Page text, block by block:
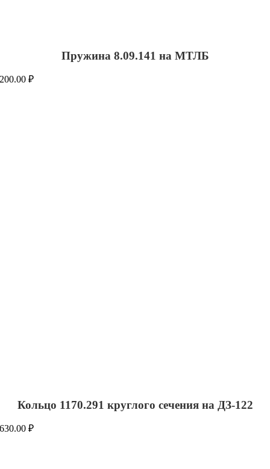
Пружина 8.09.141 на МТЛБ
200.00₽
Кольцо 1170.291 круглого сечения на ДЗ-122
630.00₽